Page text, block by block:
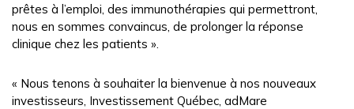
prêtes à l’emploi, des immunothérapies qui permettront,
nous en sommes convaincus, de prolonger la réponse
clinique chez les patients ».
« Nous tenons à souhaiter la bienvenue à nos nouveaux
investisseurs, Investissement Québec, adMare